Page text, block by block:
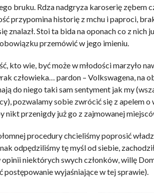
bruku. Rdza nadgryza karoserię zębem
przypomina historię z mchu i paproci,
Stoi ta bida na oponach co z nich
przemówić w jego imieniu.
kto wie, być może w młodości marzyło
człowieka… pardon – Volkswagena, na
do niego taki sam sentyment jak my
pozwalamy sobie zwrócić się z apelem o
przenigdy już go z zajmowanej
procedury chcieliśmy poprosić
odpędziliśmy tę myśl od siebie,
niektórych swych członków, willę
postępowanie wyjaśniające w tej sprawie).